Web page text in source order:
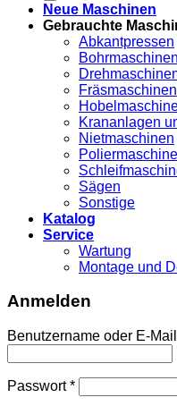
Neue Maschinen
Gebrauchte
Abkantpressen
Bohrmaschinen
Fräsmaschinen
Krananlagen
Nietmaschinen
Sägen
Sonstige
Katalog
Service
Wartung
Montage und
Anmelden
Benutzername oder E-
Passwort*